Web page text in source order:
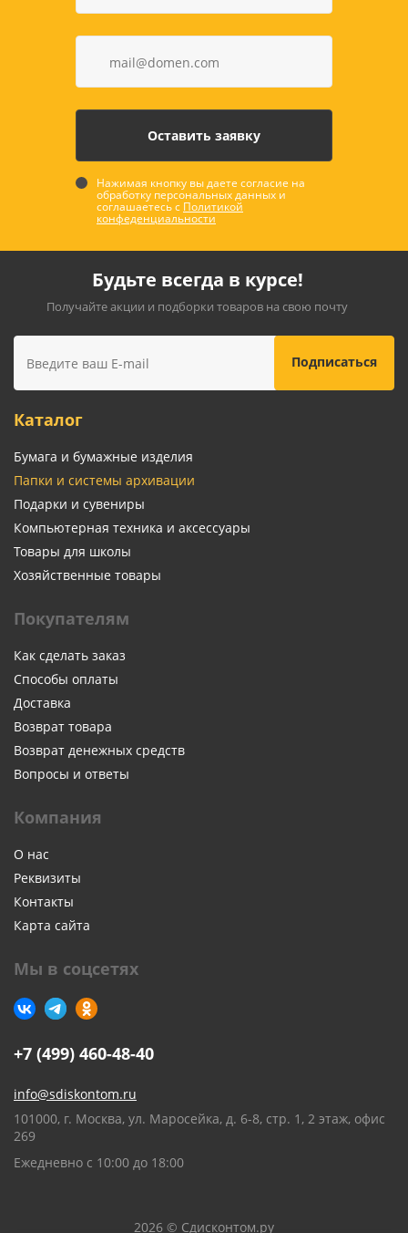
Нажимая кнопку вы даете согласие на
обработку персональных данных и
соглашаетесь с Политикой
конфеденциальности
Будьте всегда в курсе!
Получайте акции и подборки товаров на свою почту
Каталог
Бумага и бумажные изделия
Папки и системы архивации
Подарки и сувениры
Компьютерная техника и аксессуары
Товары для школы
Хозяйственные товары
Покупателям
Как сделать заказ
Способы оплаты
Доставка
Возврат товара
Возврат денежных средств
Вопросы и ответы
Компания
О нас
Реквизиты
Контакты
Карта сайта
Мы в соцсетях
+7 (499) 460-48-40
info@sdiskontom.ru
101000, г. Москва, ул. Маросейка, д. 6-8, стр. 1, 2 этаж, офис
269
Ежедневно с 10:00 до 18:00
2026 © Сдисконтом.ру